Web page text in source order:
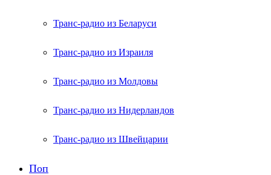
Транс-радио из Беларуси
Транс-радио из Израиля
Транс-радио из Молдовы
Транс-радио из Нидерландов
Транс-радио из Швейцарии
Поп